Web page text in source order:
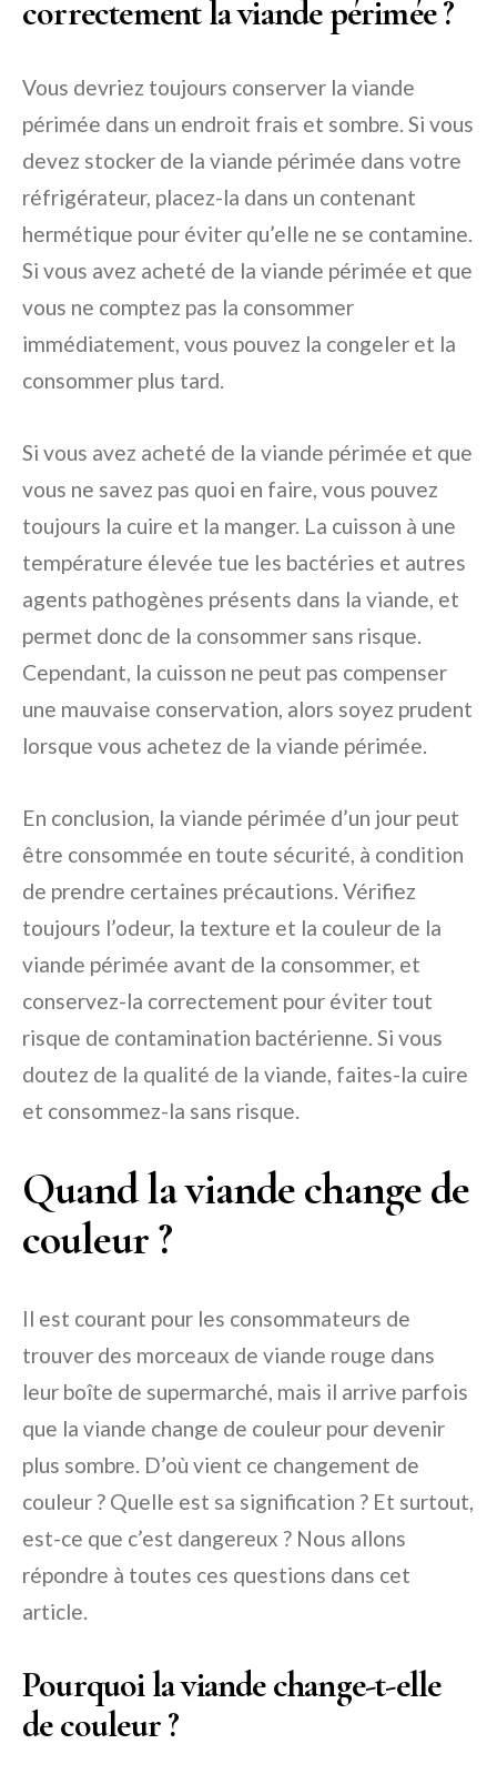
correctement la viande périmée ?
Vous devriez toujours conserver la viande
périmée dans un endroit frais et sombre. Si vous
devez stocker de la viande périmée dans votre
réfrigérateur, placez-la dans un contenant
hermétique pour éviter qu’elle ne se contamine.
Si vous avez acheté de la viande périmée et que
vous ne comptez pas la consommer
immédiatement, vous pouvez la congeler et la
consommer plus tard.
Si vous avez acheté de la viande périmée et que
vous ne savez pas quoi en faire, vous pouvez
toujours la cuire et la manger. La cuisson à une
température élevée tue les bactéries et autres
agents pathogènes présents dans la viande, et
permet donc de la consommer sans risque.
Cependant, la cuisson ne peut pas compenser
une mauvaise conservation, alors soyez prudent
lorsque vous achetez de la viande périmée.
En conclusion, la viande périmée d’un jour peut
être consommée en toute sécurité, à condition
de prendre certaines précautions. Vérifiez
toujours l’odeur, la texture et la couleur de la
viande périmée avant de la consommer, et
conservez-la correctement pour éviter tout
risque de contamination bactérienne. Si vous
doutez de la qualité de la viande, faites-la cuire
et consommez-la sans risque.
Quand la viande change de
couleur ?
Il est courant pour les consommateurs de
trouver des morceaux de viande rouge dans
leur boîte de supermarché, mais il arrive parfois
que la viande change de couleur pour devenir
plus sombre. D’où vient ce changement de
couleur ? Quelle est sa signification ? Et surtout,
est-ce que c’est dangereux ? Nous allons
répondre à toutes ces questions dans cet
article.
Pourquoi la viande change-t-elle
de couleur ?